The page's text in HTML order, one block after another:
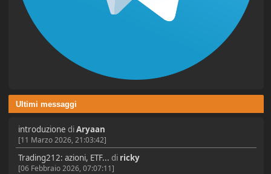
Ultimi messaggi
introduzione diAryaan
[11 Marzo 2026, 21:03:42]
Trading212: azioni, ETF... di ricky
[06 Febbraio 2026, 07:07:11]